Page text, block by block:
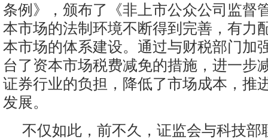
条例》，颁布了《非上市公众公司监督
本市场的法制环境不断得到完善，有力
本市场的体系建设。通过与财税部门加
台了资本市场税费减免的措施，进一步
证券行业的负担，降低了市场成本，推
发展。
不仅如此，前不久，证监会与科技部